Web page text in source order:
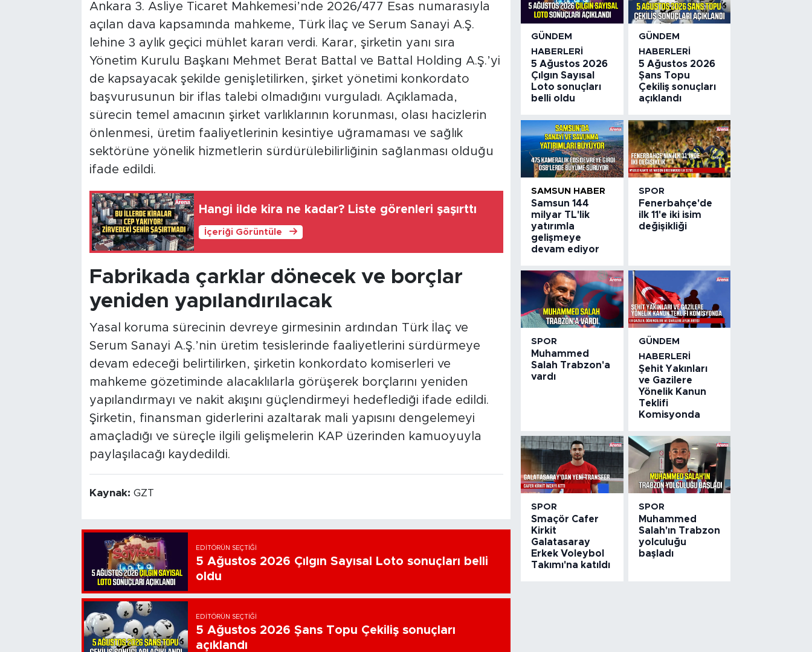
Ankara 3. Asliye Ticaret Mahkemesi’nde 2026/477 Esas numarasıyla
açılan dava kapsamında mahkeme, Türk İlaç ve Serum Sanayi A.Ş.
lehine 3 aylık geçici mühlet kararı verdi. Karar, şirketin yanı sıra
Yönetim Kurulu Başkanı Mehmet Berat Battal ve Battal Holding A.Ş.’yi
de kapsayacak şekilde genişletilirken, şirket yönetimi konkordato
başvurusunun bir iflas talebi olmadığını vurguladı. Açıklamada,
sürecin temel amacının şirket varlıklarının korunması, olası hacizlerin
önlenmesi, üretim faaliyetlerinin kesintiye uğramaması ve sağlık
sektörüne yönelik hizmetlerin sürdürülebilirliğinin sağlanması olduğu
ifade edildi.
Hangi ilde kira ne kadar? Liste görenleri şaşırttı
İçeriği Görüntüle
Fabrikada çarklar dönecek ve borçlar
yeniden yapılandırılacak
Yasal koruma sürecinin devreye girmesinin ardından Türk İlaç ve
Serum Sanayi A.Ş.’nin üretim tesislerinde faaliyetlerini sürdürmeye
devam edeceği belirtilirken, şirketin konkordato komiserleri ve
mahkeme gözetiminde alacaklılarla görüşerek borçlarını yeniden
yapılandırmayı ve nakit akışını güçlendirmeyi hedeflediği ifade edildi.
Şirketin, finansman giderlerini azaltarak mali yapısını dengelemeyi
amaçladığı ve süreçle ilgili gelişmelerin KAP üzerinden kamuoyuyla
paylaşılacağı kaydedildi.
Kaynak: GZT
EDITÖRÜN SEÇTIĞI
5 Ağustos 2026 Çılgın Sayısal Loto sonuçları belli
oldu
EDITÖRÜN SEÇTIĞI
5 Ağustos 2026 Şans Topu Çekiliş sonuçları
açıklandı
GÜNDEM
HABERLERI
5 Ağustos 2026
Çılgın Sayısal
Loto sonuçları
belli oldu
GÜNDEM
HABERLERI
5 Ağustos 2026
Şans Topu
Çekiliş sonuçları
açıklandı
SAMSUN HABER
Samsun 144
milyar TL'lik
yatırımla
gelişmeye
devam ediyor
SPOR
Fenerbahçe'de
ilk 11'e iki isim
değişikliği
SPOR
Muhammed
Salah Trabzon'a
vardı
GÜNDEM
HABERLERI
Şehit Yakınları
ve Gazilere
Yönelik Kanun
Teklifi
Komisyonda
SPOR
Smaçör Cafer
Kirkit
Galatasaray
Erkek Voleybol
Takımı'na katıldı
SPOR
Muhammed
Salah'ın Trabzon
yolculuğu
başladı